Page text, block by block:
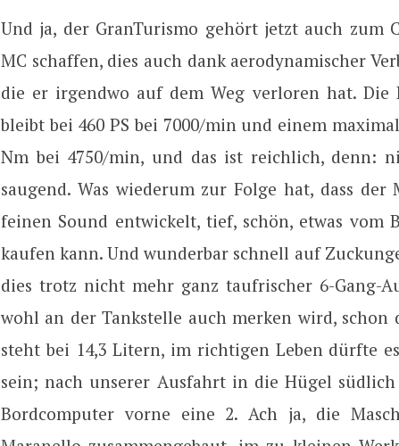
Und ja, der GranTurismo gehört jetzt auch zum
MC schaffen, dies auch dank aerodynamischer
die er irgendwo auf dem Weg verloren hat. Die
bleibt bei 460 PS bei 7000/min und einem
Nm bei 4750/min, und das ist reichlich, denn:
saugend. Was wiederum zur Folge hat, dass
feinen Sound entwickelt, tief, schön, etwas vom
kaufen kann. Und wunderbar schnell auf
dies trotz nicht mehr ganz taufrischer 6-Gang-
wohl an der Tankstelle auch merken wird, schon
steht bei 14,3 Litern, im richtigen Leben dürfte
sein; nach unserer Ausfahrt in die Hügel
Bordcomputer vorne eine 2. Ach ja, die